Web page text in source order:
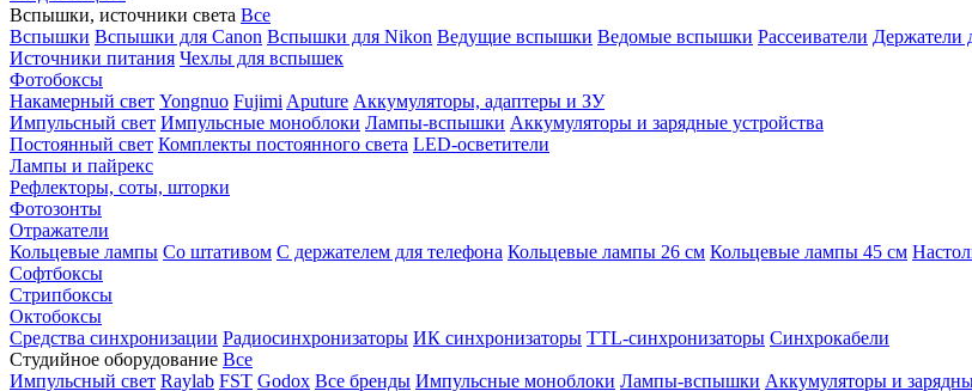
Вспышки, источники света Все
Вспышки Вспышки для Canon Вспышки для Nikon Ведущие вспышки Ведомые вспышки Рассеиватели Держатели
Источники питания Чехлы для вспышек
Фотобоксы
Накамерный свет Yongnuo Fujimi Aputure Аккумуляторы, адаптеры и ЗУ
Импульсный свет Импульсные моноблоки Лампы-вспышки Аккумуляторы и зарядные устройства
Постоянный свет Комплекты постоянного света LED-осветители
Лампы и пайрекс
Рефлекторы, соты, шторки
Фотозонты
Отражатели
Кольцевые лампы Со штативом С держателем для телефона Кольцевые лампы 26 см Кольцевые лампы 45 см
Софтбоксы
Стрипбоксы
Октобоксы
Средства синхронизации Радиосинхронизаторы ИК синхронизаторы TTL-синхронизаторы Синхрокабели
Студийное оборудование Все
Импульсный свет Raylab FST Godox Все бренды Импульсные моноблоки Лампы-вспышки Аккумуляторы и